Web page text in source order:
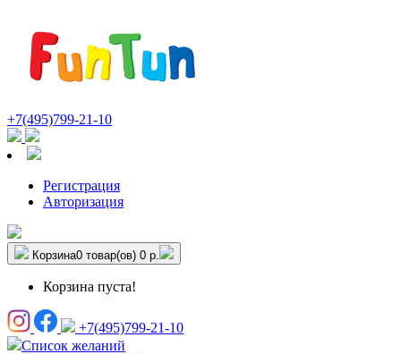
+7(495)799-21-10
Регистрация
Авторизация
Корзина0 товар(ов) 0 р.
Корзина пуста!
+7(495)799-21-10
Список желаний